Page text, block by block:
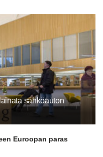
sähköauton
Euroopan paras